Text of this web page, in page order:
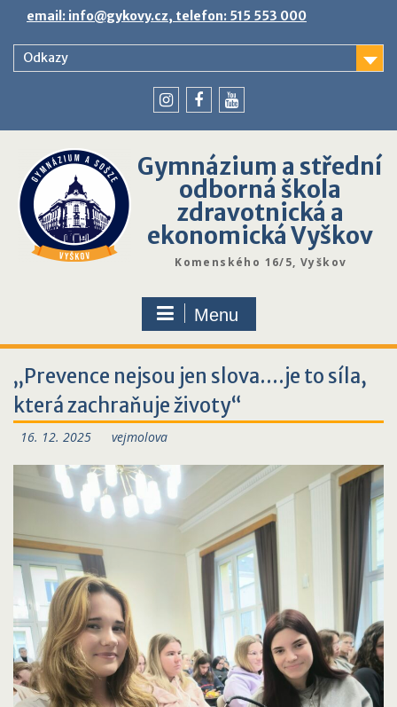
content
email: info@gykovy.cz, telefon: 515 553 000
Odkazy
Gymnázium a střední
odborná škola
zdravotnická a
ekonomická Vyškov
Komenského 16/5, Vyškov
Menu
„Prevence nejsou jen slova….je to síla,
která zachraňuje životy“
16. 12. 2025 vejmolova